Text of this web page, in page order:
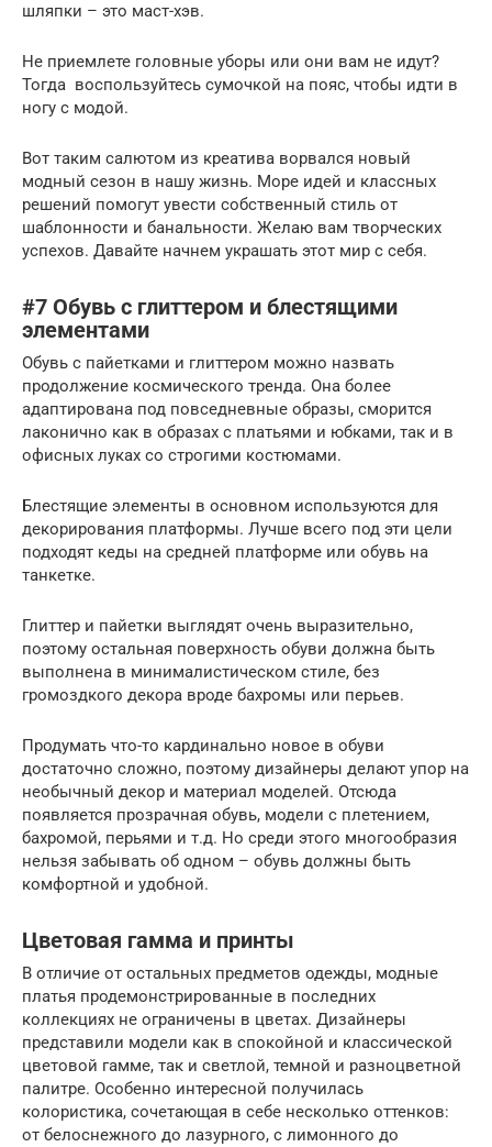
шляпки – это маст-хэв.
Не приемлете головные уборы или они вам не идут?
Тогда воспользуйтесь сумочкой на пояс, чтобы идти в
ногу с модой.
Вот таким салютом из креатива ворвался новый
модный сезон в нашу жизнь. Море идей и классных
решений помогут увести собственный стиль от
шаблонности и банальности. Желаю вам творческих
успехов. Давайте начнем украшать этот мир с себя.
#7 Обувь с глиттером и блестящими
элементами
Обувь с пайетками и глиттером можно назвать
продолжение космического тренда. Она более
адаптирована под повседневные образы, сморится
лаконично как в образах с платьями и юбками, так и в
офисных луках со строгими костюмами.
Блестящие элементы в основном используются для
декорирования платформы. Лучше всего под эти цели
подходят кеды на средней платформе или обувь на
танкетке.
Глиттер и пайетки выглядят очень выразительно,
поэтому остальная поверхность обуви должна быть
выполнена в минималистическом стиле, без
громоздкого декора вроде бахромы или перьев.
Продумать что-то кардинально новое в обуви
достаточно сложно, поэтому дизайнеры делают упор на
необычный декор и материал моделей. Отсюда
появляется прозрачная обувь, модели с плетением,
бахромой, перьями и т.д. Но среди этого многообразия
нельзя забывать об одном – обувь должны быть
комфортной и удобной.
Цветовая гамма и принты
В отличие от остальных предметов одежды, модные
платья продемонстрированные в последних
коллекциях не ограничены в цветах. Дизайнеры
представили модели как в спокойной и классической
цветовой гамме, так и светлой, темной и разноцветной
палитре. Особенно интересной получилась
колористика, сочетающая в себе несколько оттенков:
от белоснежного до лазурного, с лимонного до